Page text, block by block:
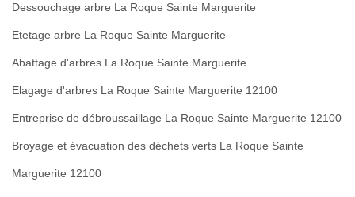
Dessouchage arbre La Roque Sainte Marguerite
Etetage arbre La Roque Sainte Marguerite
Abattage d'arbres La Roque Sainte Marguerite
Elagage d'arbres La Roque Sainte Marguerite 12100
Entreprise de débroussaillage La Roque Sainte Marguerite 12100
Broyage et évacuation des déchets verts La Roque Sainte
Marguerite 12100